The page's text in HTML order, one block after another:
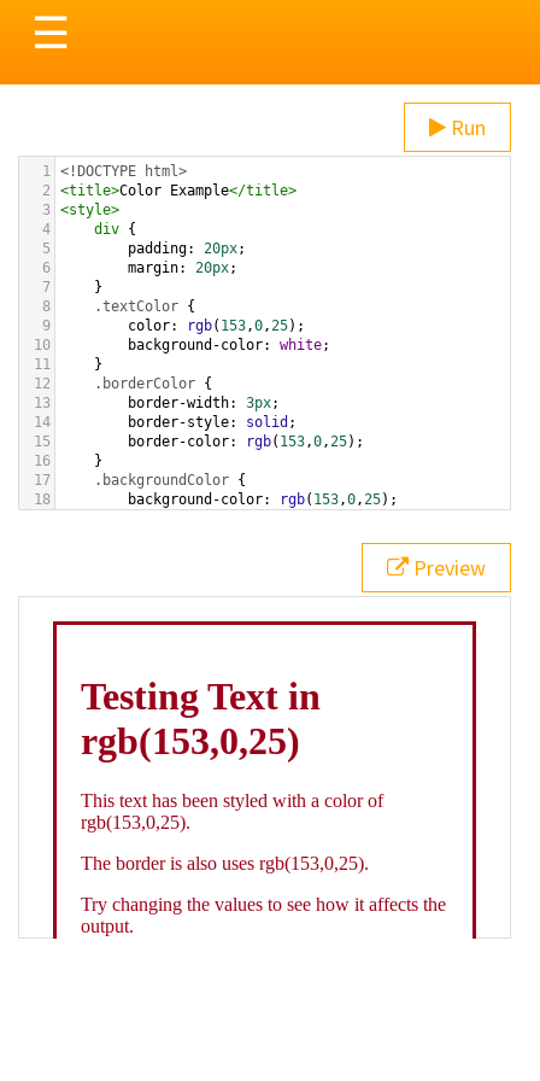
Toggle
navigation
☰
Run
1 <!DOCTYPE html>
2
<title>Color Example</title>
3 <style>
4
div {
5
padding: 20px;
6
margin: 20px;
7
}
8
.textColor {
9
color: rgb( 153,0,25);
10
background-color: white;
11
}
12
.borderColor {
13
border-width: 3px;
14
border-style: solid ;
15
border-color: rgb( 153,0,25);
16
}
17
.backgroundColor {
18
background-color: rgb( 153,0,25);
bottom ,
white, rgb(153,0,25));
div class="textColor borderColor"
< h1>Testing Text in rgb(153,0,25)
Preview